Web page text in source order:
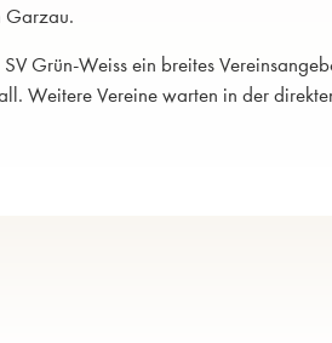
Garzau.
Grün-Weiss ein breites
Weitere Vereine warten in der